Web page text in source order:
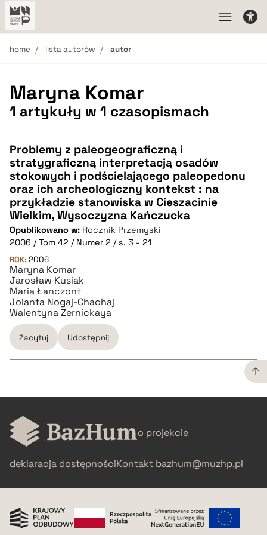
home lista autorów autor
Maryna Komar
1 artykuły w 1 czasopismach
Problemy z paleogeograficzną i
stratygraficzną interpretacją osadów
stokowych i podścielającego paleopedonu
oraz ich archeologiczny kontekst : na
przykładzie stanowiska w Cieszacinie
Wielkim, Wysoczyzna Kańczucka
Opublikowano w: Rocznik Przemyski
2006 / Tom 42 / Numer 2 / s. 3 - 21
ROK: 2006
Maryna Komar
Jarosław Kusiak
Maria Łanczont
Jolanta Nogaj-Chachaj
Walentyna Zernickaya
Zacytuj Udostępnij
CZYSTY TEKST
pobierz cytat
BIBTEX
o projekcie
deklaracja dostępnościKontakt bazhum@muzhp.pl